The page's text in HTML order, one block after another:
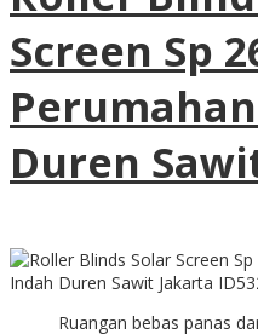
Screen Sp
Duren
Ruangan bebas panas